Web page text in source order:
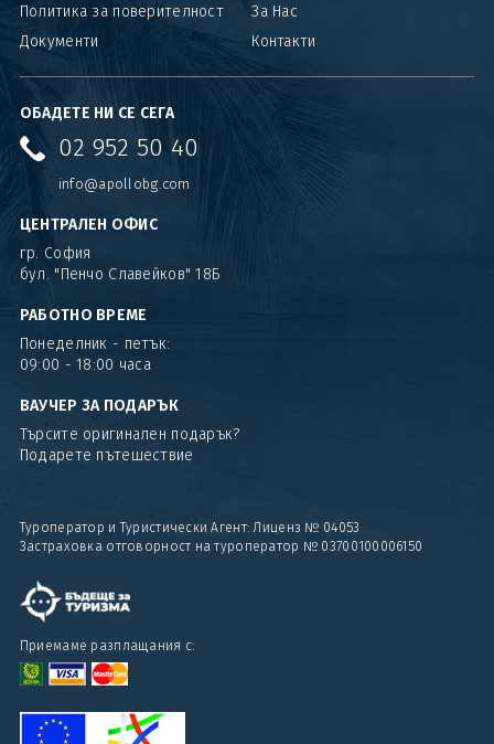
Политика за поверителност
За Нас
Документи
Контакти
ОБАДЕТЕ НИ СЕ СЕГА
02 952 50 40
info@apollobg.com
ЦЕНТРАЛЕН ОФИС
гр. София
бул. "Пенчо Славейков" 18Б
РАБОТНО ВРЕМЕ
Понеделник - петък:
09:00 - 18:00 часа
ВАУЧЕР ЗА ПОДАРЪК
Търсите оригинален подарък?
Подарете пътешествие
Туроператор и Туристически Агент: Лиценз № 04053
Застраховка отговорност на туроператор № 03700100006150
Приемаме разплащания с: